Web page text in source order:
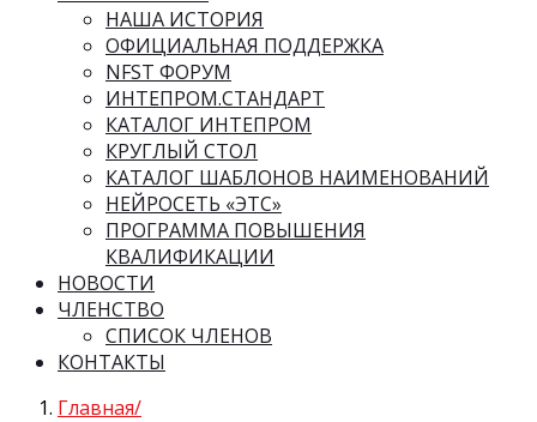
НАША ИСТОРИЯ
ОФИЦИАЛЬНАЯ ПОДДЕРЖКА
NFST ФОРУМ
ИНТЕПРОМ.СТАНДАРТ
КАТАЛОГ ИНТЕПРОМ
КРУГЛЫЙ СТОЛ
КАТАЛОГ ШАБЛОНОВ НАИМЕНОВАНИЙ
НЕЙРОСЕТЬ «ЭТС»
ПРОГРАММА ПОВЫШЕНИЯ
КВАЛИФИКАЦИИ
НОВОСТИ
ЧЛЕНСТВО
СПИСОК ЧЛЕНОВ
КОНТАКТЫ
Главная